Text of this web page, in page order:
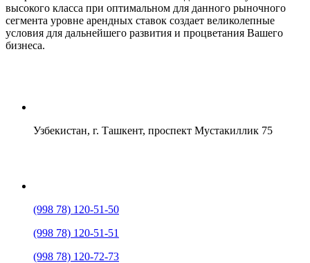
высокого класса при оптимальном для данного рыночного
сегмента уровне арендных ставок создает великолепные
условия для дальнейшего развития и процветания Вашего
бизнеса.
Узбекистан, г. Ташкент, проспект Мустакиллик 75
(998 78) 120-51-50
(998 78) 120-51-51
(998 78) 120-72-73